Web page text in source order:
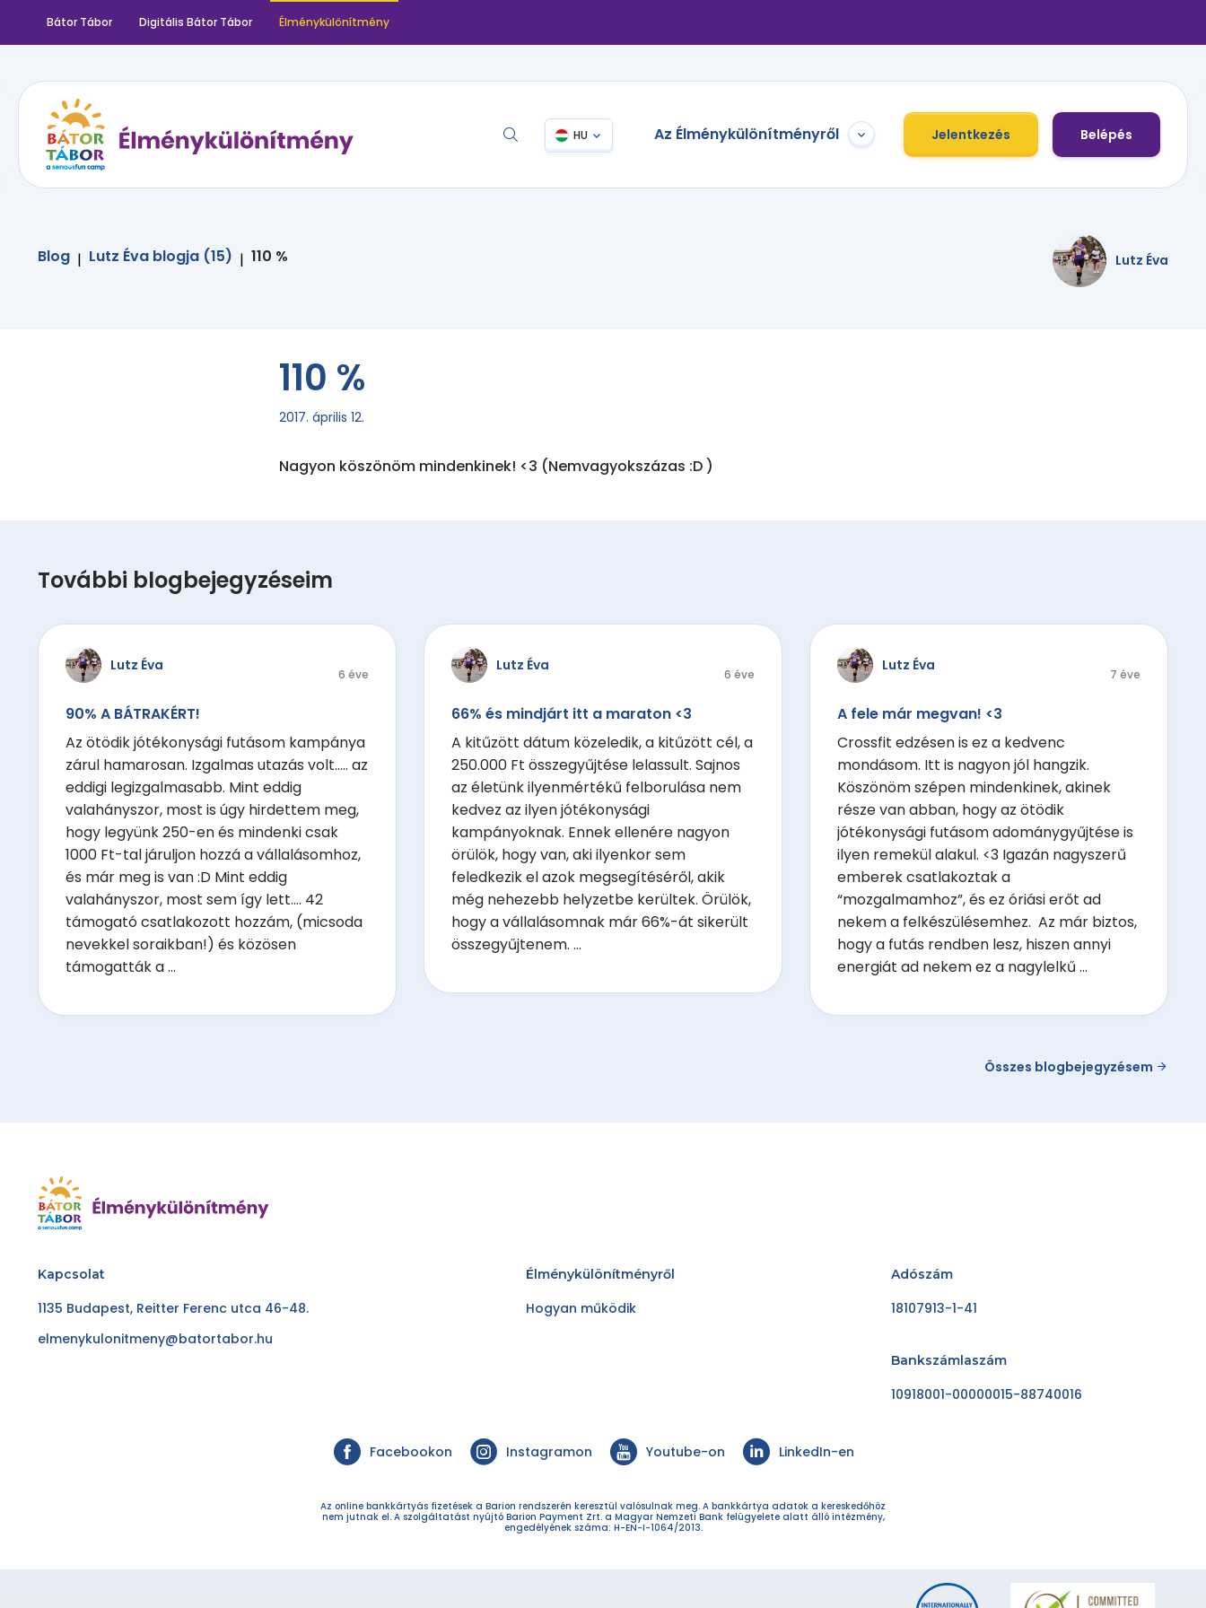
Bátor Tábor Digitális Bátor Tábor Élménykülönítmény
HU Az Élménykülönítményről Jelentkezés Belépés
Blog | Lutz Éva blogja (15) | 110 % Lutz Éva
110 %
2017. április 12.
Nagyon köszönöm mindenkinek! <3 (Nemvagyokszázas :D )
További blogbejegyzéseim
Lutz Éva
6 éve
90% A BÁTRAKÉRT!
Az ötödik jótékonysági futásom kampánya
zárul hamarosan. Izgalmas utazás volt..... az
eddigi legizgalmasabb. Mint eddig
valahányszor, most is úgy hirdettem meg,
hogy legyünk 250-en és mindenki csak
1000 Ft-tal járuljon hozzá a vállalásomhoz,
és már meg is van :D Mint eddig
valahányszor, most sem így lett.... 42
támogató csatlakozott hozzám, (micsoda
nevekkel soraikban!) és közösen
támogatták a ...
Lutz Éva
6 éve
66% és mindjárt itt a maraton <3
A kitűzött dátum közeledik, a kitűzött cél, a
250.000 Ft összegyűjtése lelassult. Sajnos
az életünk ilyenmértékű felborulása nem
kedvez az ilyen jótékonysági
kampányoknak. Ennek ellenére nagyon
örülök, hogy van, aki ilyenkor sem
feledkezik el azok megsegítéséről, akik
még nehezebb helyzetbe kerültek. Örülök,
hogy a vállalásomnak már 66%-át sikerült
összegyűjtenem. ...
Lutz Éva
7 éve
A fele már megvan! <3
Crossfit edzésen is ez a kedvenc
mondásom. Itt is nagyon jól hangzik.
Köszönöm szépen mindenkinek, akinek
része van abban, hogy az ötödik
jótékonysági futásom adománygyűjtése is
ilyen remekül alakul. <3 Igazán nagyszerű
emberek csatlakoztak a
“mozgalmamhoz”, és ez óriási erőt ad
nekem a felkészülésemhez. Az már biztos,
hogy a futás rendben lesz, hiszen annyi
energiát ad nekem ez a nagylelkű ...
Összes blogbejegyzésem
Kapcsolat
1135 Budapest, Reitter Ferenc utca 46-48.
elmenykulonitmeny@batortabor.hu
Élménykülönítményről
Hogyan működik
Adószám
18107913-1-41
Bankszámlaszám
10918001-00000015-88740016
Facebookon Instagramon Youtube-on LinkedIn-en
Az online bankkártyás fizetések a Barion rendszerén keresztül valósulnak meg. A bankkártya adatok a kereskedőhöz
nem jutnak el. A szolgáltatást nyújtó Barion Payment Zrt. a Magyar Nemzeti Bank felügyelete alatt álló intézmény,
engedélyének száma: H-EN-I-1064/2013.